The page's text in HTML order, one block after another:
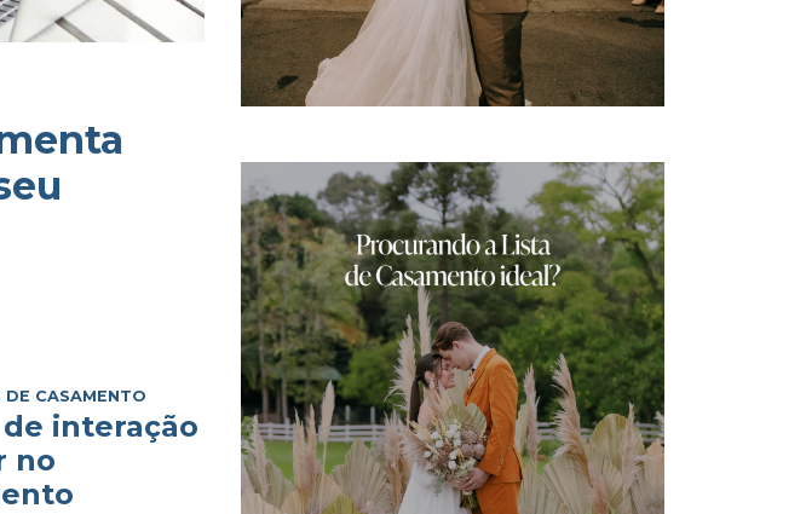
DE CASAMENTO
interação
no